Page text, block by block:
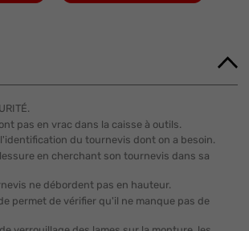
pas en vrac dans la caisse à outils.
du tournevis dont on a besoin.
en cherchant son tournevis dans sa
ne débordent pas en hauteur.
permet de vérifier qu'il ne manque pas de